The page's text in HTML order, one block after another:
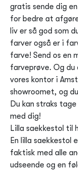
gratis sende dig
for bedre at
liv er så god som
farver også er i
farve! Send os en
farveprøve. Og
vores kontor i
showroomet, og
Du kan straks
med dig!
Lilla saekkestol til
En lilla saekkestol
faktisk med alle
udseende og en